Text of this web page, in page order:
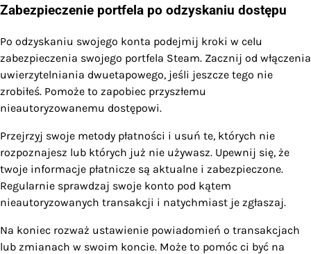
Zabezpieczenie portfela po odzyskaniu dostępu
Po odzyskaniu swojego konta podejmij kroki w celu
zabezpieczenia swojego portfela Steam. Zacznij od włączenia
uwierzytelniania dwuetapowego, jeśli jeszcze tego nie
zrobiłeś. Pomoże to zapobiec przyszłemu
nieautoryzowanemu dostępowi.
Przejrzyj swoje metody płatności i usuń te, których nie
rozpoznajesz lub których już nie używasz. Upewnij się, że
twoje informacje płatnicze są aktualne i zabezpieczone.
Regularnie sprawdzaj swoje konto pod kątem
nieautoryzowanych transakcji i natychmiast je zgłaszaj.
Na koniec rozważ ustawienie powiadomień o transakcjach
lub zmianach w swoim koncie. Może to pomóc ci być na